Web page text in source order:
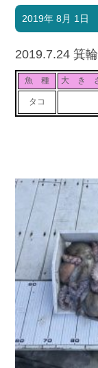
マリンクラ
マリンライフを堪能し
ボート免
長年の実績と信頼
店舗情報
採用情報
Recruit
2019年 8月 1日
2019.7.24 箕
魚 種 大 き
タコ